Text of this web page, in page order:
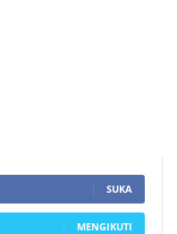
SUKA
MENGIKUTI